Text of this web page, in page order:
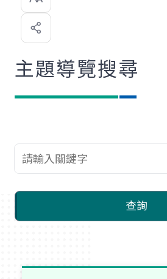
喜
歡
主題導覽搜尋
查詢關鍵字
查詢